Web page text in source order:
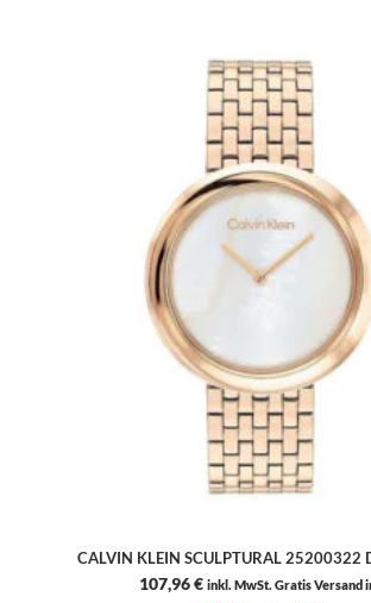
CALVIN KLEIN SCULPTURAL 25200322
107,96€ inkl. MwSt. Gratis Versand